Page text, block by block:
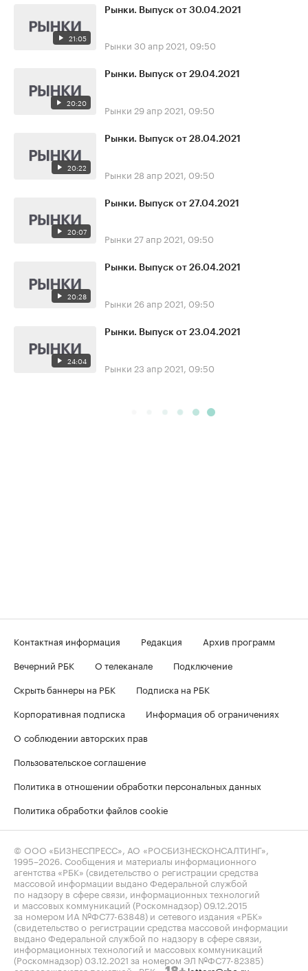
21:05
Рынки. Выпуск от 30.04.2021
Рынки 30 апр 2021, 09:50
20:20
Рынки. Выпуск от 29.04.2021
Рынки 29 апр 2021, 09:50
20:22
Рынки. Выпуск от 28.04.2021
Рынки 28 апр 2021, 09:50
20:07
Рынки. Выпуск от 27.04.2021
Рынки 27 апр 2021, 09:50
20:28
Рынки. Выпуск от 26.04.2021
Рынки 26 апр 2021, 09:50
24:04
Рынки. Выпуск от 23.04.2021
Рынки 23 апр 2021, 09:50
Контактная информация Редакция
Архив программ
Вечерний РБК
О телеканале
Подключение
Скрыть баннеры на РБК
Подписка на РБК
Корпоративная подписка
Информация об ограничениях
О соблюдении авторских прав
Пользовательское соглашение
Политика в отношении обработки персональных данных
Политика обработки файлов cookie
© ООО «БИЗНЕСПРЕСС», АО «РОСБИЗНЕСКОНСАЛТИНГ»,
1995–2026 . Сообщения и материалы информационного
агентства «РБК» (свидетельство о регистрации средства
массовой информации выдано Федеральной службой
по надзору в сфере связи, информационных технологий
и массовых коммуникаций (Роскомнадзор) 09.12.2015
за номером ИА №ФС77-63848) и сетевого издания «РБК»
(свидетельство о регистрации средства массовой информации
выдано Федеральной службой по надзору в сфере связи,
информационных технологий и массовых коммуникаций
(Роскомнадзор) 03.12.2021 за номером ЭЛ №ФС77-82385)